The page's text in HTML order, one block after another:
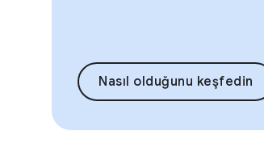
Nasıl olduğunu keşfedin